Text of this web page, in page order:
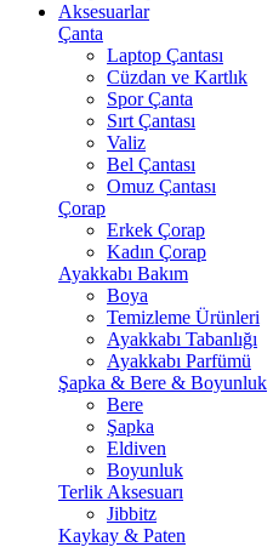
Aksesuarlar
Çanta
Laptop Çantası
Cüzdan ve Kartlık
Spor Çanta
Sırt Çantası
Valiz
Bel Çantası
Omuz Çantası
Çorap
Erkek Çorap
Kadın Çorap
Ayakkabı Bakım
Boya
Temizleme Ürünleri
Ayakkabı Tabanlığı
Ayakkabı Parfümü
Şapka & Bere & Boyunluk
Bere
Şapka
Eldiven
Boyunluk
Terlik Aksesuarı
Jibbitz
Kaykay & Paten